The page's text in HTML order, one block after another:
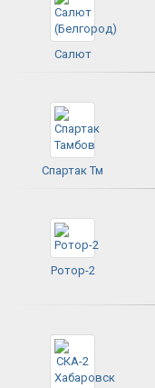
Салют
Спартак Тм
Ротор-2